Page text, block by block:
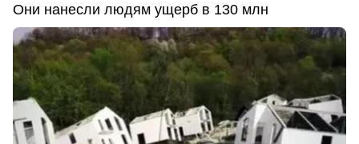
Они нанесли людям ущерб в 130 млн